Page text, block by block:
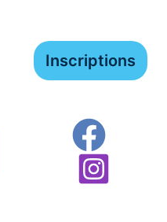
Inscriptions